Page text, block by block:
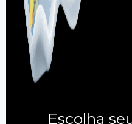
Escolha